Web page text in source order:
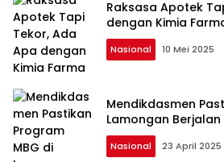
Raksasa Apotek
dengan Kimia
Nasional 10 Mei 2025
Mendikdasmen
Lamongan
Nasional 23 April 2025